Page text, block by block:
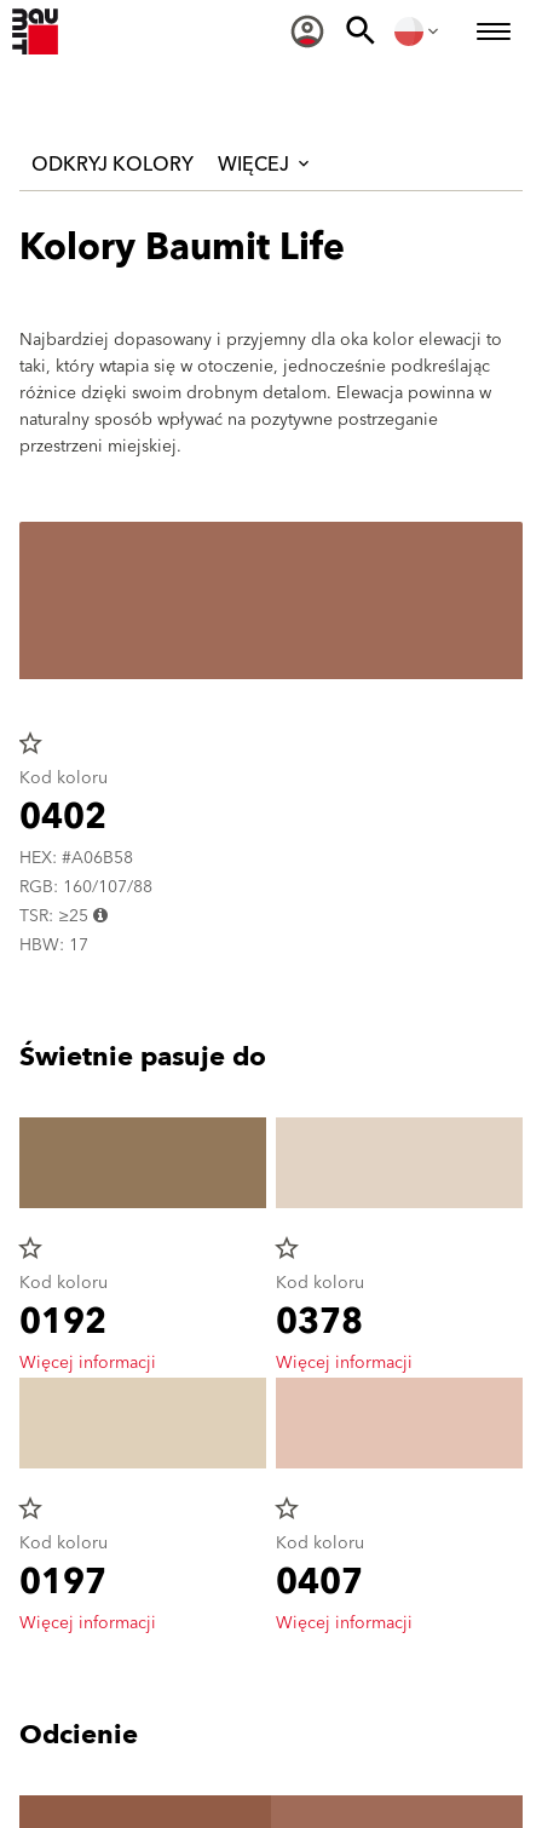
ODKRYJ KOLORY WIĘCEJ
Kolory Baumit Life
Najbardziej dopasowany i przyjemny dla oka kolor elewacji to
taki, który wtapia się w otoczenie, jednocześnie podkreślając
różnice dzięki swoim drobnym detalom. Elewacja powinna w
naturalny sposób wpływać na pozytywne postrzeganie
przestrzeni miejskiej.
star_border
Kod koloru
0402
HEX: #A06B58
RGB: 160/107/88
TSR: ≥25
HBW: 17
Świetnie pasuje do
star_border
Kod koloru
0192
Więcej informacji
star_border
Kod koloru
0197
Więcej informacji
star_border
Kod koloru
0378
Więcej informacji
star_border
Kod koloru
0407
Więcej informacji
Odcienie